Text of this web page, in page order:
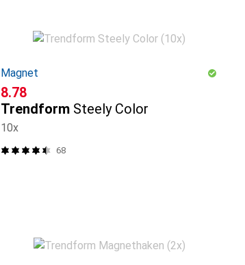
Magnet
CHF
8.78
Trendform Steely Color
10x
68